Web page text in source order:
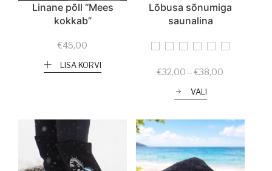
Linane põll “Mees
kokkab”
€45,00
LISA KORVI
Lõbusa sõnumiga
saunalina
€32,00 – €38,00
€38,00
VALI